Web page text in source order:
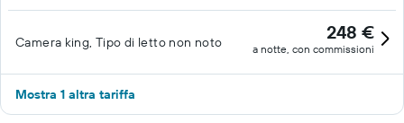
Camera king, Tipo di letto non noto 248 €
a notte, con commissioni
Mostra 1 altra tariffa